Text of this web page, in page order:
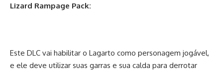
Lizard Rampage Pack:
Este DLC vai habilitar o Lagarto como personagem jogável,
e ele deve utilizar suas garras e sua calda para derrotar